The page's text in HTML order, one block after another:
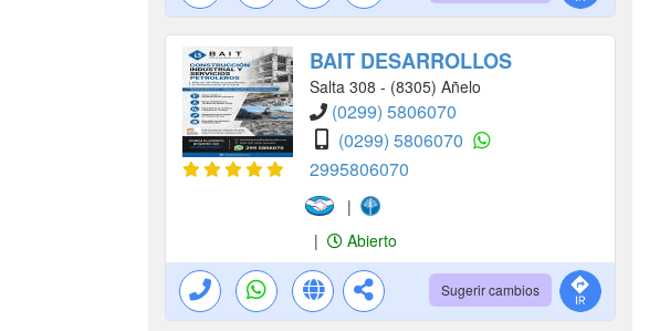
BAIT DESARROLLOS
Salta 308 - (8305) Añelo
(0299) 5806070
(0299) 5806070
2995806070
|
|
Abierto
Sugerir cambios